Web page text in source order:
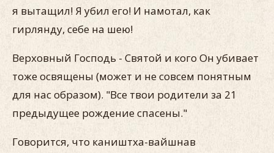
я вытащил! Я убил его! И намотал, как
гирлянду, себе на шею!
Верховный Господь - Святой и кого Он убивает
тоже освящены (может и не совсем понятным
для нас образом). "Все твои родители за 21
предыдущее рождение спасены."
Говорится, что каништха-вайшнав